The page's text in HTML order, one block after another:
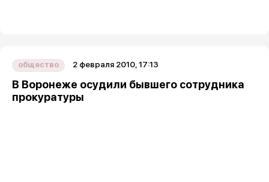
общество 2 февраля 2010, 17:13
В Воронеже осудили бывшего сотрудника
прокуратуры